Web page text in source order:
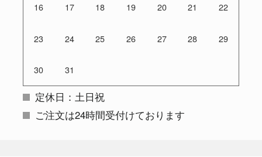
16 17 18 19 20 21 22
23 24 25 26 27 28 29
30 31
定休日：土日祝
ご注文は24時間受付けております